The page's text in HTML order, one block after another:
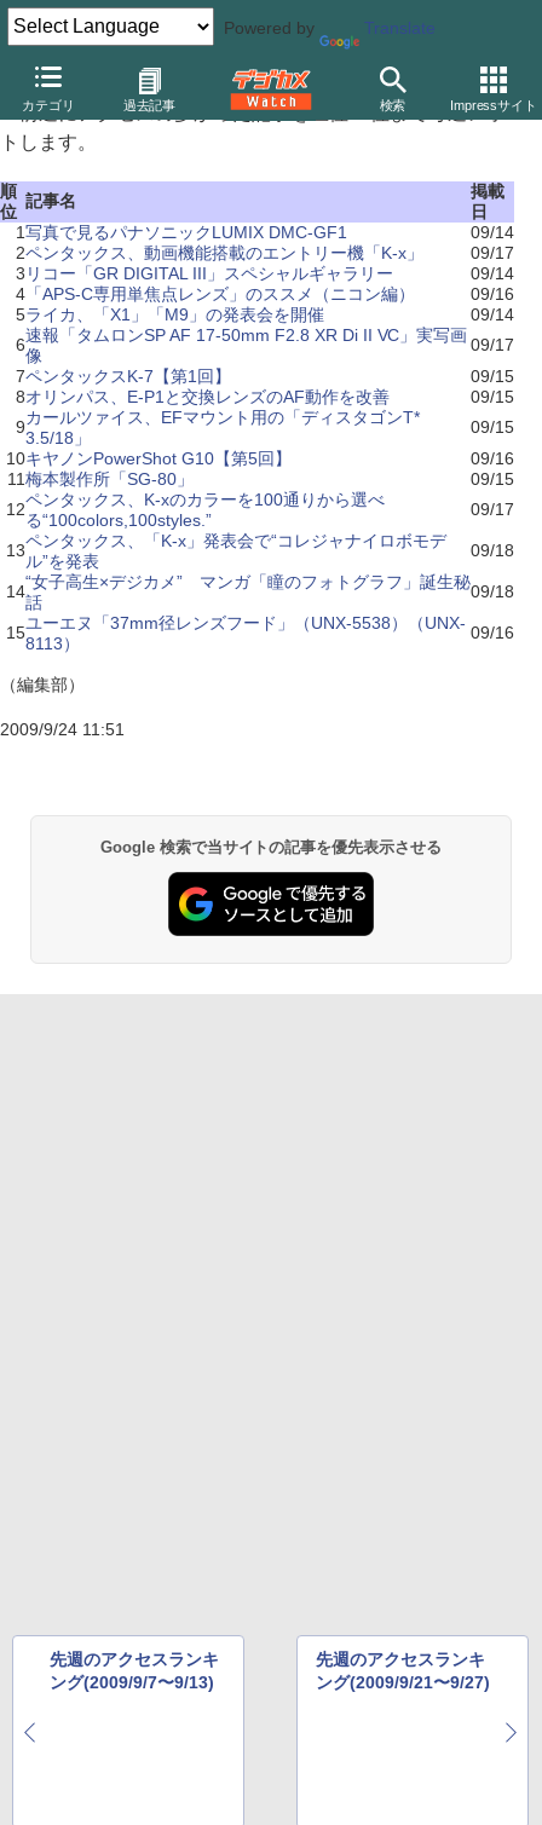
Powered by Translate
カテゴリ 過去記事 検索 Impressサイト
先週のアクセスランキング(2009/9/14〜9/20)
前週にアクセスの多かった記事を上位15位まで毎週レポー
トします。
順
位
記事名
掲載
日
1写真で見るパナソニックLUMIX DMC-GF1
09/14
2ペンタックス、動画機能搭載のエントリー機「K-x」
09/17
3 リコー「GR DIGITAL III」スペシャルギャラリー
09/14
4 「APS-C専用単焦点レンズ」のススメ（ニコン編）
09/16
5ライカ、「X1」「M9」の発表会を開催
09/14
6速報「タムロンSP AF 17-50mm F2.8 XR Di II VC」実写画
像
09/17
7ペンタックスK-7【第1回】
09/15
8オリンパス、E-P1と交換レンズのAF動作を改善
09/15
9カールツァイス、EFマウント用の「ディスタゴンT*
3.5/18」
09/15
10キヤノンPowerShot G10【第5回】
09/16
11梅本製作所「SG-80」
09/15
12ペンタックス、K-xのカラーを100通りから選べ
る“100colors,100styles.”
09/17
13ペンタックス、「K-x」発表会で“コレジャナイロボモデ
ル”を発表
09/18
14“女子高生×デジカメ” マンガ「瞳のフォトグラフ」誕生秘
話
09/18
15ユーエヌ「37mm径レンズフード」（UNX-5538）（UNX-
8113）
09/16
（編集部）
2009/9/24 11:51
Google 検索で当サイトの記事を優先表示させる
先週のアクセスランキ
ング(2009/9/7〜9/13)
先週のアクセスランキ
ング(2009/9/21〜9/27)